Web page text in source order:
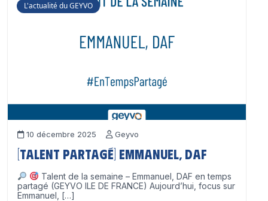
L'actualité du GEYVO
10 décembre 2025 Geyvo
[Talent partagé] Emmanuel, DAF
Talent de la semaine – Emmanuel, DAF en temps
partagé (GEYVO ILE DE FRANCE) Aujourd’hui, focus sur
Emmanuel, […]